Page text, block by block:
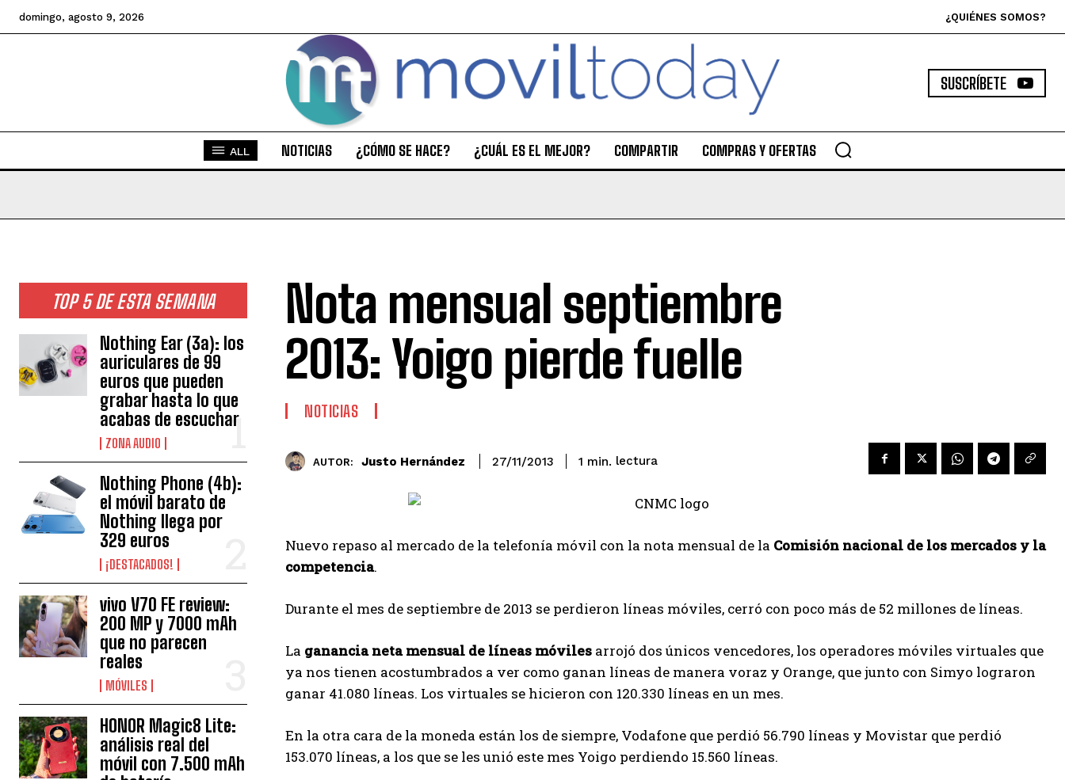
domingo, agosto 9, 2026 ¿QUIÉNES SOMOS?
SUSCRÍBETE
ALL NOTICIAS ¿CÓMO SE HACE? ¿CUÁL ES EL MEJOR? COMPARTIR COMPRAS Y OFERTAS
TOP 5 DE ESTA SEMANA
Nothing Ear (3a): los
auriculares de 99
euros que pueden
grabar hasta lo que
acabas de escuchar
ZONA AUDIO
Nothing Phone (4b):
el móvil barato de
Nothing llega por
329 euros
¡DESTACADOS!
vivo V70 FE review:
200 MP y 7000 mAh
que no parecen
reales
MÓVILES
HONOR Magic8 Lite:
análisis real del
móvil con 7.500 mAh
Nota mensual septiembre
2013: Yoigo pierde fuelle
NOTICIAS
AUTOR: Justo Hernández 27/11/2013 1 min. lectura
Nuevo repaso al mercado de la telefonía móvil con la nota mensual de la Comisión nacional de los mercados y la
competencia.
Durante el mes de septiembre de 2013 se perdieron líneas móviles, cerró con poco más de 52 millones de líneas.
La ganancia neta mensual de líneas móviles arrojó dos únicos vencedores, los operadores móviles virtuales que
ya nos tienen acostumbrados a ver como ganan líneas de manera voraz y Orange, que junto con Simyo lograron
ganar 41.080 líneas. Los virtuales se hicieron con 120.330 líneas en un mes.
En la otra cara de la moneda están los de siempre, Vodafone que perdió 56.790 líneas y Movistar que perdió
153.070 líneas, a los que se les unió este mes Yoigo perdiendo 15.560 líneas.